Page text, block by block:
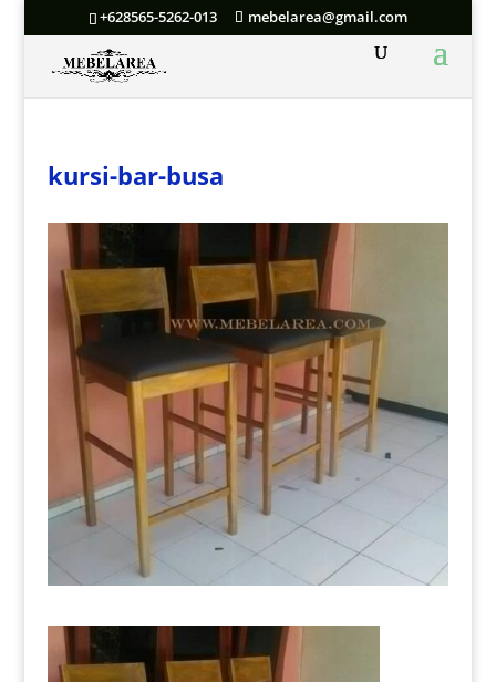
+628565-5262-013 mebelarea@gmail.com
kursi-bar-busa